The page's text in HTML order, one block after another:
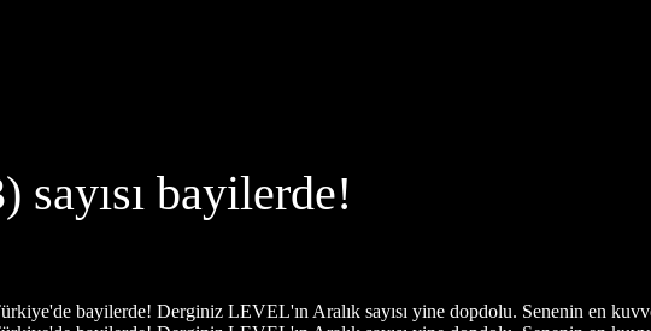
bayilerde!
bayilerde! Derginiz LEVEL'ın Aralık sayısı yine dopdolu. Senenin en